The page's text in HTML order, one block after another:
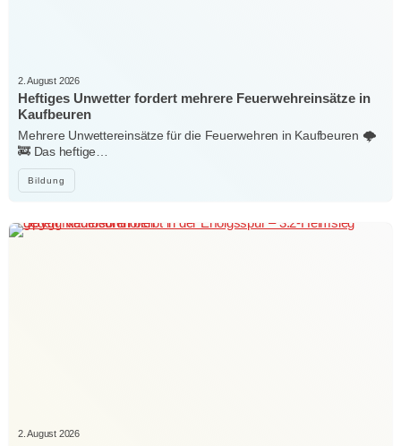
Bildung
2. August 2026
Heftiges Unwetter fordert mehrere Feuerwehreinsätze in
Kaufbeuren
Mehrere Unwettereinsätze für die Feuerwehren in Kaufbeuren 🌩️
🚒 Das heftige…
2. August 2026